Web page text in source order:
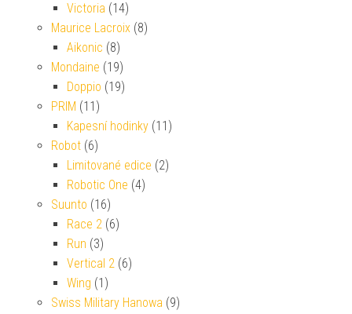
Victoria (14)
Maurice Lacroix (8)
Aikonic (8)
Mondaine (19)
Doppio (19)
PRIM (11)
Kapesní hodinky (11)
Robot (6)
Limitované edice (2)
Robotic One (4)
Suunto (16)
Race 2 (6)
Run (3)
Vertical 2 (6)
Wing (1)
Swiss Military Hanowa (9)